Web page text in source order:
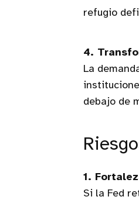
refugio
4.
La
debajo de
1.
Si la Fed